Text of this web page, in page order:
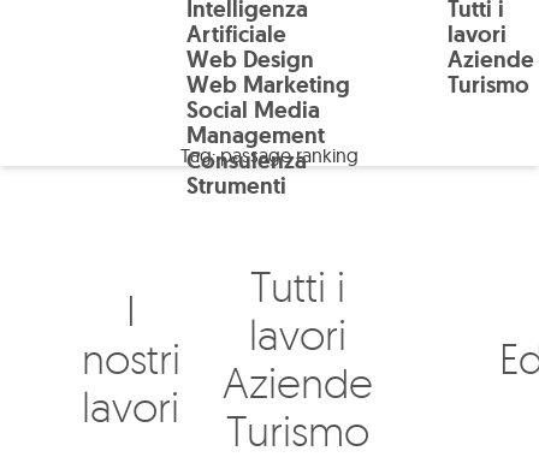
Salta al contenuto principaleIntelligenza
Artificiale
Web Design
Web Marketing
Social Media
Management
Consulenza
Strumenti
Tutti i
lavori
Aziende
Turismo
Tag:passage ranking
I
nostri
lavori
Tutti i
lavori
Aziende
Turismo